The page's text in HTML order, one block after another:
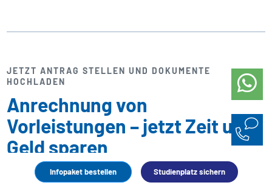
Infopaket bestellen Studienplatz sichern
JETZT ANTRAG STELLEN UND DOKUMENTE
HOCHLADEN
Anrechnung von
Vorleistungen – jetzt Zeit und
Geld sparen